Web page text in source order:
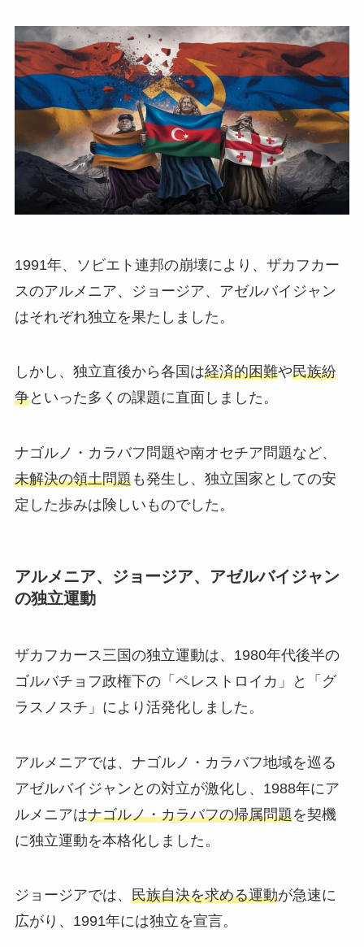
1991年、ソビエト連邦の崩壊により、ザカフカー
スのアルメニア、ジョージア、アゼルバイジャン
はそれぞれ独立を果たしました。
しかし、独立直後から各国は経済的困難や民族紛
争といった多くの課題に直面しました。
ナゴルノ・カラバフ問題や南オセチア問題など、
未解決の領土問題も発生し、独立国家としての安
定した歩みは険しいものでした。
アルメニア、ジョージア、アゼルバイジャン
の独立運動
ザカフカース三国の独立運動は、1980年代後半の
ゴルバチョフ政権下の「ペレストロイカ」と「グ
ラスノスチ」により活発化しました。
アルメニアでは、ナゴルノ・カラバフ地域を巡る
アゼルバイジャンとの対立が激化し、1988年にア
ルメニアはナゴルノ・カラバフの帰属問題を契機
に独立運動を本格化しました。
ジョージアでは、 民族自決を求める運動が急速に
広がり、1991年には独立を宣言。